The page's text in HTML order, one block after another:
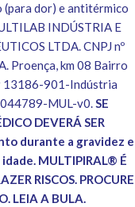
(para dor) e antitérmico
INDÚSTRIA E
LTDA. CNPJ nº
Proença, km 08 Bairro
13186-901-Indústria
MUL-v0.SE
DEVERÁ SER
durante a gravidez e
MULTIPIRAL® É
RISCOS. PROCURE
LEIA A BULA.